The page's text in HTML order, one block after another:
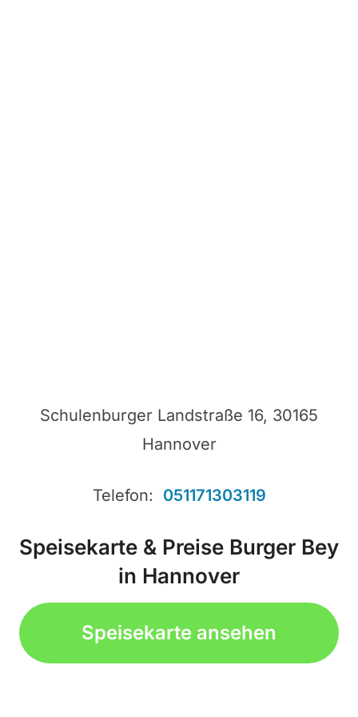
Schulenburger Landstraße 16, 30165
Hannover
Telefon: 051171303119
Speisekarte & Preise Burger Bey
in Hannover
Speisekarte ansehen